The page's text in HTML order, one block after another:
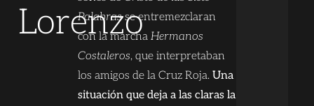
Lorenzo
Palabrasse entremezclaran
con la marchaHermanos
Costaleros, que interpretaban
los amigos de la Cruz Roja.Una
situación que deja a las claras la